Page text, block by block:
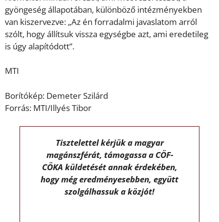
gyöngeség állapotában, különböző intézményekben
van kiszervezve: „Az én forradalmi javaslatom arról
szólt, hogy állítsuk vissza egységbe azt, ami eredetileg
is úgy alapítódott”.
MTI
Borítókép: Demeter Szilárd
Forrás: MTI/Illyés Tibor
Tisztelettel kérjük a magyar
magánszférát, támogassa a CÖF-
CÖKA küldetését annak érdekében,
hogy még eredményesebben, együtt
szolgálhassuk a közjót!